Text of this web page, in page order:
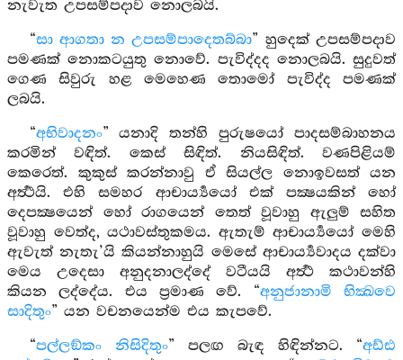
නැවැත උපසම්පදාව නොලබයි.
“සා ආගතා න උපසම්පාදෙතබ්බා” හුදෙක් උපසම්පදාව
පමණක් නොකටයුතු නොවේ. පැවිද්දද නොලබයි. සුදුවත්
ගෙණ සිවුරු හළ මෙහෙණ තොමෝ පැවිද්ද පමණක්
ලබයි.
“අභිවාදනං” යනාදි තන්හි පුරුෂයෝ පාදසම්බාහනය
කරමින් වඳිත්. කෙස් සිඳිත්. නියසිඳිත්. වණපිළියම්
කෙරෙත්. කුකුස් කරන්නාවු ඒ සියල්ල නොඉවසත් යන
අර්‍ත්‍ථයි. එහි සමහර ආචාර්‍ය්‍යයෝ එක් පක්‍ෂයකින් හෝ
දෙපක්‍ෂයෙන් හෝ රාගයෙන් තෙත් වූවාහු ඇලුම් සහිත
වූවාහු වෙත්ද, යථාවස්තුකමය. ඇතැම් ආචාර්‍ය්‍යයෝ මෙහි
ඇවැත් නැතැ’යි කියන්නාහුයි මෙසේ ආචාර්‍ය්‍යවාදය දක්වා
මෙය උදෙසා අනුදනාලද්දේ වටීයයි අර්‍ත්‍ථ කථාවන්හි
කියන ලද්දේය. එය ප්‍රමාණ වේ. “අනුජානාමි භික්‍ඛවෙ
සාදිතුං” යන වචනයෙන්ම එය කැපවේ.
“පල්ලඞ්කං නිසිදිතුං” පලඟ බැඳ හිඳින්නට. “අඩ්ඪ